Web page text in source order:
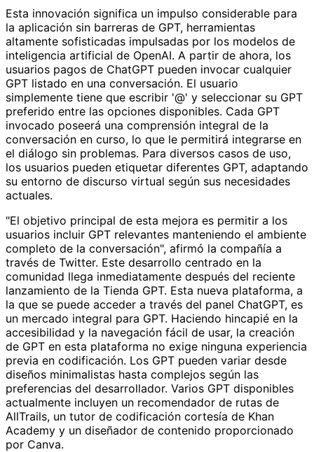
Esta innovación significa un impulso considerable para
la aplicación sin barreras de GPT, herramientas
altamente sofisticadas impulsadas por los modelos de
inteligencia artificial de OpenAI. A partir de ahora, los
usuarios pagos de ChatGPT pueden invocar cualquier
GPT listado en una conversación. El usuario
simplemente tiene que escribir '@' y seleccionar su GPT
preferido entre las opciones disponibles. Cada GPT
invocado poseerá una comprensión integral de la
conversación en curso, lo que le permitirá integrarse en
el diálogo sin problemas. Para diversos casos de uso,
los usuarios pueden etiquetar diferentes GPT, adaptando
su entorno de discurso virtual según sus necesidades
actuales.
"El objetivo principal de esta mejora es permitir a los
usuarios incluir GPT relevantes manteniendo el ambiente
completo de la conversación", afirmó la compañía a
través de Twitter. Este desarrollo centrado en la
comunidad llega inmediatamente después del reciente
lanzamiento de la Tienda GPT. Esta nueva plataforma, a
la que se puede acceder a través del panel ChatGPT, es
un mercado integral para GPT. Haciendo hincapié en la
accesibilidad y la navegación fácil de usar, la creación
de GPT en esta plataforma no exige ninguna experiencia
previa en codificación. Los GPT pueden variar desde
diseños minimalistas hasta complejos según las
preferencias del desarrollador. Varios GPT disponibles
actualmente incluyen un recomendador de rutas de
AllTrails, un tutor de codificación cortesía de Khan
Academy y un diseñador de contenido proporcionado
por Canva.